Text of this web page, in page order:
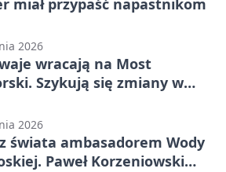
miał przypaść napastnikom
2026
wracają na Most
Szykują się zmiany w
2026
świata ambasadorem Wody
Paweł Korzeniowski